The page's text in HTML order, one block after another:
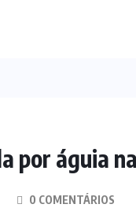
por águia
0 COMENTÁRIOS